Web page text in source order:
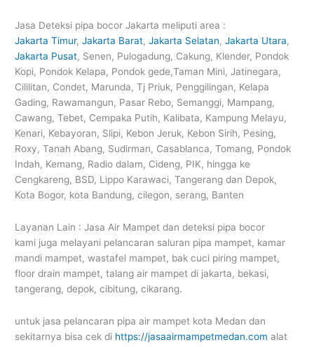
Jasa Deteksi pipa bocor Jakarta meliputi area :
Jakarta Timur,Jakarta Barat,Jakarta Selatan,Jakarta Utara,
Jakarta Pusat, Senen, Pulogadung, Cakung, Klender, Pondok
Kopi, Pondok Kelapa, Pondok gede,Taman Mini, Jatinegara,
Cililitan, Condet, Marunda, Tj Priuk, Penggilingan, Kelapa
Gading, Rawamangun, Pasar Rebo, Semanggi, Mampang,
Cawang, Tebet, Cempaka Putih, Kalibata, Kampung Melayu,
Kenari, Kebayoran, Slipi, Kebon Jeruk, Kebon Sirih, Pesing,
Roxy, Tanah Abang, Sudirman, Casablanca, Tomang, Pondok
Indah, Kemang, Radio dalam, Cideng, PIK, hingga ke
Cengkareng, BSD, Lippo Karawaci, Tangerang dan Depok,
Kota Bogor, kota Bandung, cilegon, serang, Banten
Layanan Lain : Jasa Air Mampet dan deteksi pipa bocor
kami juga melayani pelancaran saluran pipa mampet, kamar
mandi mampet, wastafel mampet, bak cuci piring mampet,
floor drain mampet, talang air mampet di jakarta, bekasi,
tangerang, depok, cibitung, cikarang.
untuk jasa pelancaran pipa air mampet kota Medan dan
sekitarnya bisa cek di https://jasaairmampetmedan.comalat